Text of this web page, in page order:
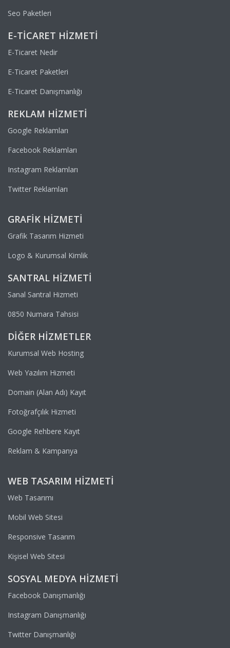
Seo Paketleri
E-TICARET HIZMETI
E-Ticaret Nedir
E-Ticaret Paketleri
E-Ticaret Danışmanlığı
REKLAM HIZMETI
Google Reklamları
Facebook Reklamları
Instagram Reklamları
Twitter Reklamları
GRAFIK HIZMETI
Grafik Tasarım Hizmeti
Logo & Kurumsal Kimlik
SANTRAL HIZMETI
Sanal Santral Hizmeti
0850 Numara Tahsisi
DIĞER HIZMETLER
Kurumsal Web Hosting
Web Yazılım Hizmeti
Domain (Alan Adı) Kayıt
Fotoğrafçılık Hizmeti
Google Rehbere Kayıt
Reklam & Kampanya
WEB TASARIM HIZMETI
Web Tasarımı
Mobil Web Sitesi
Responsive Tasarım
Kişisel Web Sitesi
SOSYAL MEDYA HIZMETI
Facebook Danışmanlığı
Instagram Danışmanlığı
Twitter Danışmanlığı